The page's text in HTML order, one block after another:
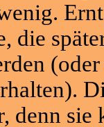
die
denn sie